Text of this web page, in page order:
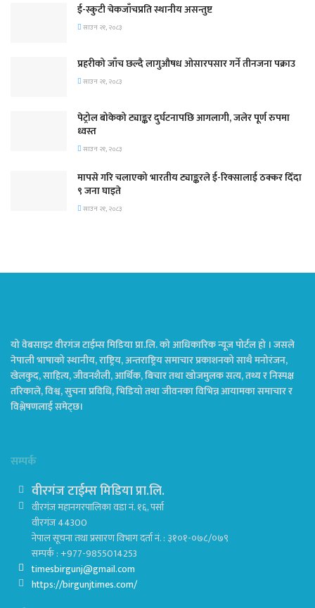
ई-स्कुटी चेकजाँचप्रति स्थानीय असन्तुष्ट
साउन २१, २०८३
प्रहरीको जाँच छल्दै लागुऔषध ओसारपसार गर्ने तीनजना पक्राउ
साउन २१, २०८३
पेट्रोल बोकेको ट्याङ्कर दुर्घटनापछि आगलागी, जलेर पूर्ण रुपमा
ध्वस्त
साउन २१, २०८३
मापसे गरि चलाएको भारतीय ट्याङ्करले ई-रिक्सालाई ठक्कर दिँदा
९ जना घाइते
साउन २१, २०८३
यो वेबसाइट वीरगंज टाईम्स मिडिया प्रा.लि. को आधिकारिक न्यूज पोर्टल हो । जसले
नेपाली भाषाको स्थानीय, राष्ट्रिय, अन्तराष्ट्रिय समाचार प्रकाशनको साथै मनोरंजन,
खेलकुद, साहित्य, जीवनशैली, आर्थिक, बिचार तथा खोजमुलक सत्य, तथ्य र निस्पक्ष
तरिकाले, विश्व, सुचना प्रविधि, भिडियो तथा जीवनका विभिन्न आयामका समाचार र
विश्लेषणलाई समेट्छ।
सम्पर्क
वीरगंज टाईम्स मिडिया प्रा.लि.
वीरगंज महानगरपालिका वडा नं. १६, पर्सा
वीरगंज 44300
नेपाल सूचना तथा प्रसारण विभाग दर्ता नं. : ३१०१-०७८/०७९
सम्पर्क : +977-9855014253
timesbirgunj@gmail.com
https://birgunjtimes.com/